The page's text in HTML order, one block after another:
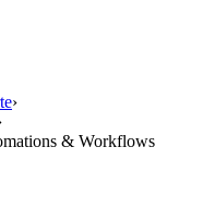
›
& Workflows